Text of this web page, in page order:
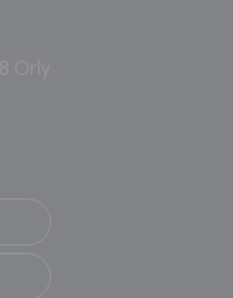
Orly